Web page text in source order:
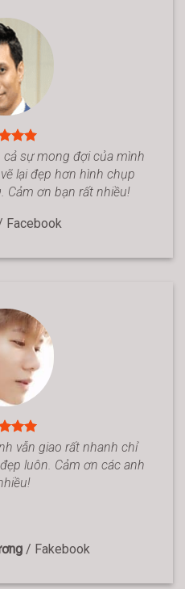
cả sự mong đợi của mình
lại đẹp hơn hình chụp
Cảm ơn bạn rất nhiều!
Facebook
vẫn giao rất nhanh chỉ
luôn. Cảm ơn các anh
/ Fakebook